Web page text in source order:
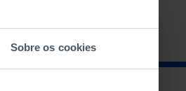
Sobre os cookies